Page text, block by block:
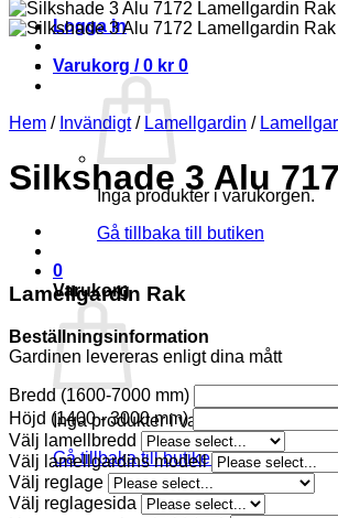
Logga in
Varukorg /0 kr 0
Inga produkter i varukorgen.
Gå tillbaka till butiken
0
Varukorg
Inga produkter i varukorgen.
Gå tillbaka till butiken
Hem / Invändigt / Lamellgardin /
Silkshade 3 Alu
Lamellgardin Rak
Beställningsinformation
Gardinen levereras enligt dina mått
Bredd (1600-7000 mm)
Höjd (1400 - 3000 mm)
Välj lamellbredd
Välj lamellgardins modell
Välj reglage
Välj reglagesida